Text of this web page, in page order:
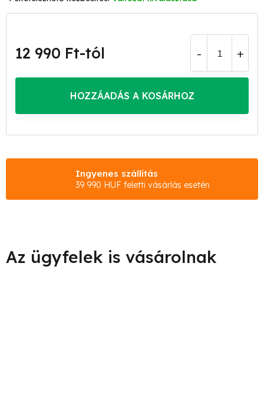
12 990 Ft-tól
HOZZÁADÁS A KOSÁRHOZ
Ingyenes szállítás
39 990 HUF feletti vásárlás esetén